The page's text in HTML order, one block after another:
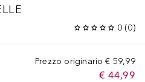
0 (0)
Prezzo originario € 59,99
€ 44,99